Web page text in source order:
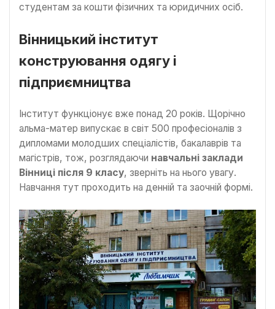
студентам за кошти фізичних та юридичних осіб.
Вінницький інститут
конструювання одягу і
підприємництва
Інститут функціонує вже понад 20 років. Щорічно
альма-матер випускає в світ 500 професіоналів з
дипломами молодших спеціалістів, бакалаврів та
магістрів, тож, розглядаючи навчальні заклади
Вінниці після 9 класу, зверніть на нього увагу.
Навчання тут проходить на денній та заочній формі.